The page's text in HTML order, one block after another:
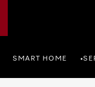
SMART HOME •